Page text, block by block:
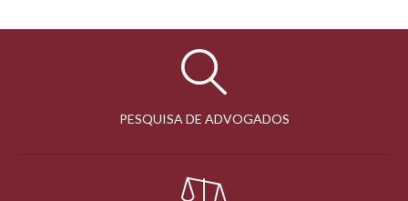
PESQUISA DE ADVOGADOS